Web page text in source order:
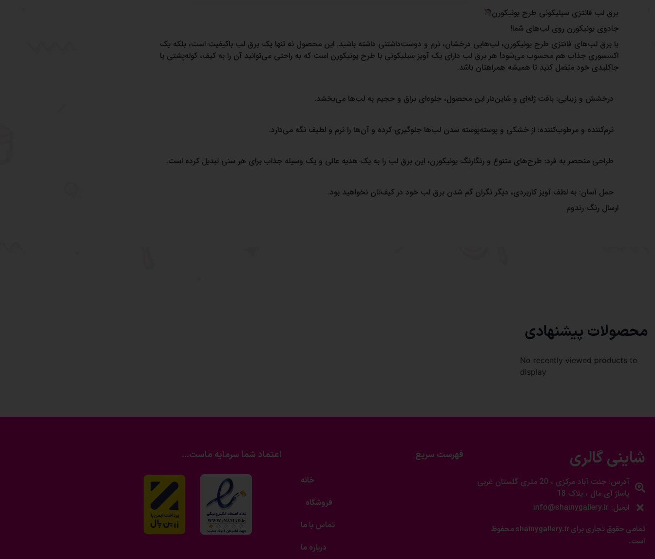
برق لب فانتزی سیلیکونی طرح یونیکورن
جادوی یونیکورن روی لب‌های شما!
با برق لب‌های فانتزی طرح یونیکورن، لب‌هایی درخشان، نرم و دوست‌داشتنی داشته باشید. این محصول نه تنها یک برق لب باکیفیت است، بلکه یک
اکسسوری جذاب هم محسوب می‌شود! هر برق لب دارای یک آویز سیلیکونی با طرح یونیکورن است که به راحتی می‌توانید آن را به کیف، کوله‌پشتی یا
جاکلیدی خود متصل کنید تا همیشه همراهتان باشد.
درخشش و زیبایی: بافت ژله‌ای و شاین‌دار این محصول، جلوه‌ای براق و حجیم به لب‌ها می‌بخشد.
نرم‌کننده و مرطوب‌کننده: از خشکی و پوسته‌پوسته شدن لب‌ها جلوگیری کرده و آن‌ها را نرم و لطیف نگه می‌دارد.
طراحی منحصر به فرد: طرح‌های متنوع و رنگارنگ یونیکورن، این برق لب را به یک هدیه عالی و یک وسیله جذاب برای هر سنی تبدیل کرده است.
حمل آسان: به لطف آویز کاربردی، دیگر نگران گم شدن برق لب خود در کیف‌تان نخواهید بود.
ارسال رنگ رندوم
محصولات پیشنهادی
No recently viewed products to
display
شاینی گالری
آدرس: جنت آباد مرکزی ، 20 متری گلستان غربی
پاساژ آی مال ، پلاک 18
ایمیل: info@shainygallery.ir
تمامی حقوق تجاری برای shainygallery.ir محفوظ
است.
فهرست سریع
خانه
فروشگاه
تماس با ما
درباره ما
اعتماد شما سرمایه ماست...